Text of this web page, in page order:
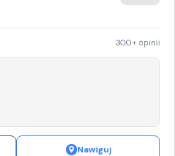
300+ opinii
Nawiguj